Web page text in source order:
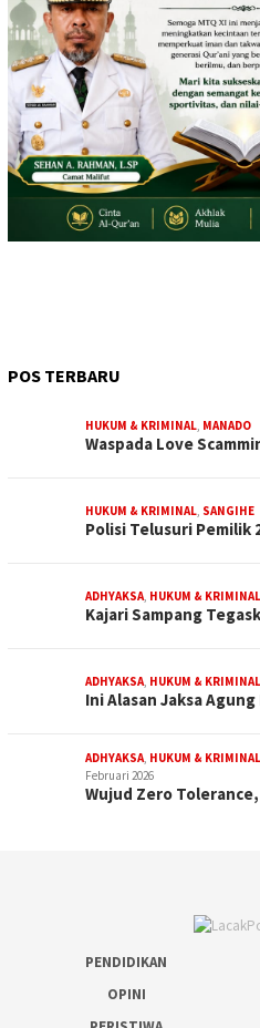
POS TERBARU
HUKUM & KRIMINAL, MANADO
Waspada Love
HUKUM & KRIMINAL, SANGIHE
Polisi Telusuri Pemilik
ADHYAKSA, HUKUM & KRIMINAL
Kajari Sampang
ADHYAKSA, HUKUM & KRIMINAL
Ini Alasan Jaksa
ADHYAKSA, HUKUM & KRIMINAL
Februari 2026
Wujud Zero
PENDIDIKAN
OPINI